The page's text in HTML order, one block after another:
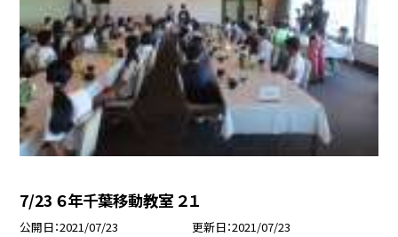
7/23 ６年千葉移動教室 ２１
公開日 2021/07/23 更新日 2021/07/23